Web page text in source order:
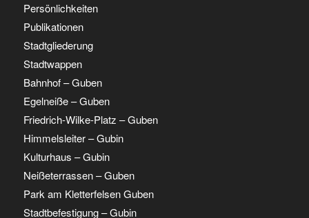
Persönlichkeiten
Publikationen
Stadtgliederung
Stadtwappen
Bahnhof – Guben
Egelneiße – Guben
Friedrich-Wilke-Platz – Guben
Himmelsleiter – Gubin
Kulturhaus – Gubin
Neißeterrassen – Guben
Park am Kletterfelsen Guben
Stadtbefestigung – Gubin